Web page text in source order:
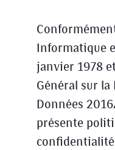
Informatique
janvier 1978
Général sur la
Données
présente